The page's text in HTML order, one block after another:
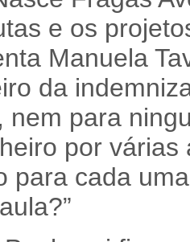
e os
Manuela
da
nem para
por
para cada